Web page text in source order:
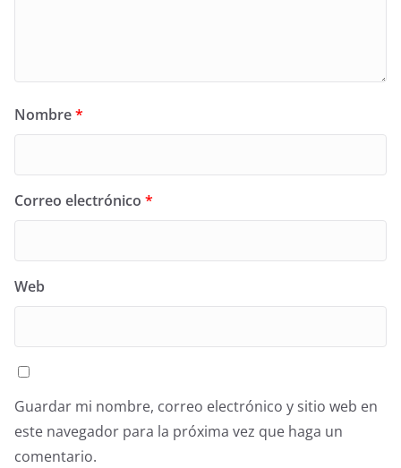
Nombre*
Correo electrónico *
Web
Guardar mi nombre, correo electrónico y sitio web en
este navegador para la próxima vez que haga un
comentario.